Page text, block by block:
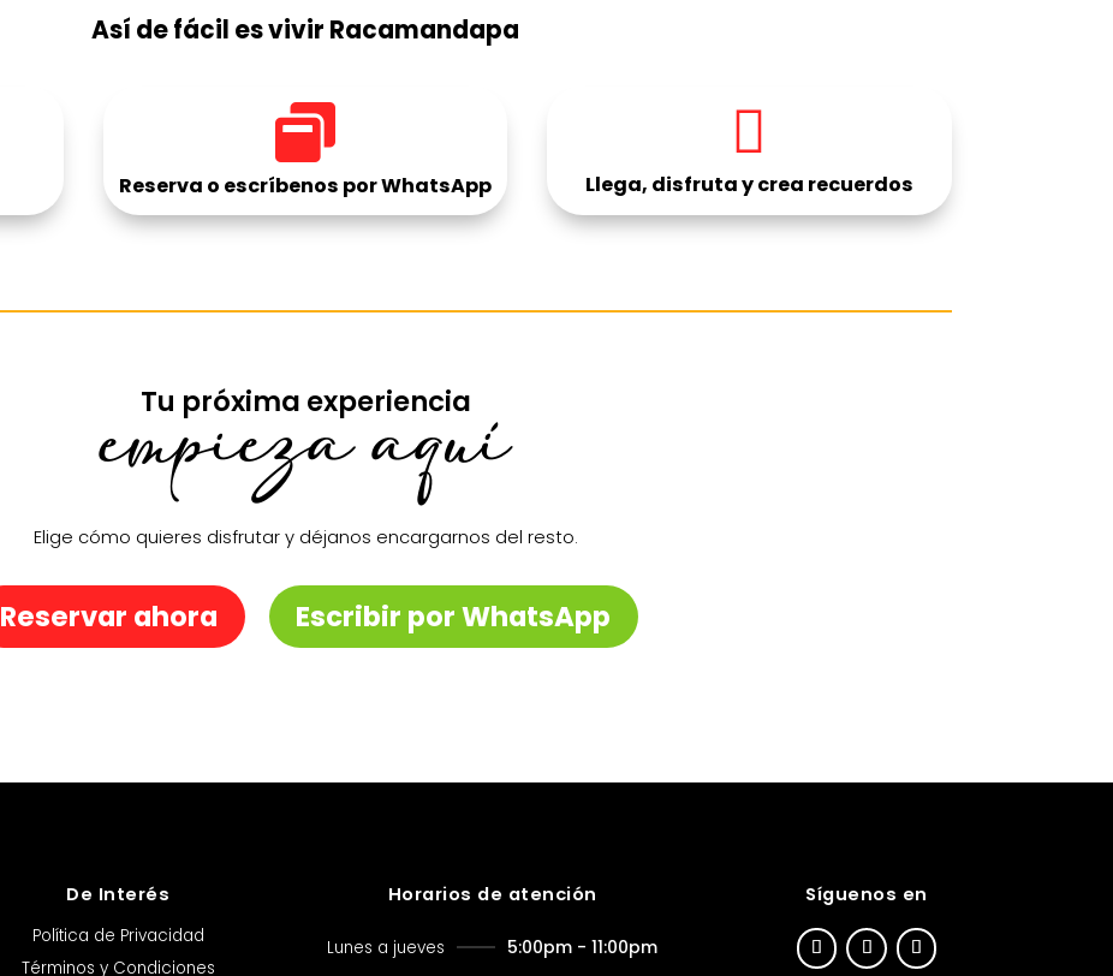
Así de fácil es vivir Racamandapa

Reserva o escríbenos por WhatsApp

Llega, disfruta y crea recuerdos
Tu próxima experiencia
empieza aquí
Elige cómo quieres disfrutar y déjanos encargarnos del resto.
Reservar ahora Escribir por WhatsApp
De Interés
Política de Privacidad
Términos y Condiciones
Horarios de atención
Lunes a jueves 5:00pm - 11:00pm
Síguenos en